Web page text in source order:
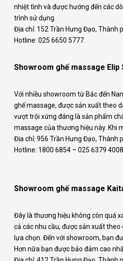
nhiệt tình và được hướng đến các
trình sử dụng.
Địa chỉ: 152 Trần Hưng Đạo, Thành
Hotline: 025 6650 5777.
Showroom ghế massage Elip
Với nhiều showroom từ Bắc đến
ghế massage, được sản xuất theo
vượt trội xứng đáng là sản phẩm
massage của thương hiệu này. Khi
Địa chỉ: 956 Trần Hưng Đạo, Thành
Hotline: 1800 6854 – 025 6379 4008.
Showroom ghế massage
Đây là thương hiệu không còn quá
cả các nhu cầu, được sản xuất
lựa chọn. Đến với showroom, bạn
Hơn nữa bạn được bảo đảm cao